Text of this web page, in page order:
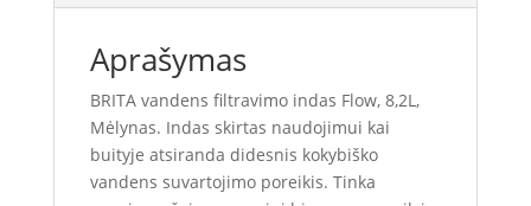
Aprašymas
BRITA vandens filtravimo indas Flow, 8,2L,
Mėlynas. Indas skirtas naudojimui kai
buityje atsiranda didesnis kokybiško
vandens suvartojimo poreikis. Tinka